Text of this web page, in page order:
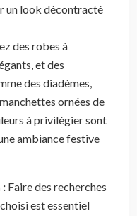
un look décontracté
des robes à
et des
des diadèmes,
ornées de
à privilégier sont
ambiance festive
: Faire des recherches
est essentiel